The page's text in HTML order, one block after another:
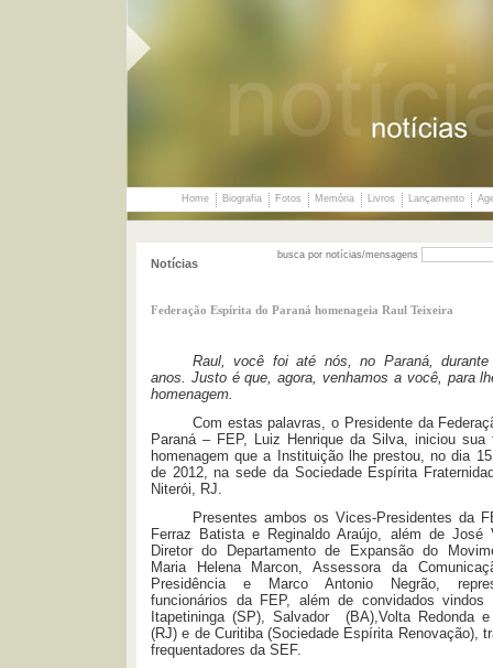
Home Biografia Fotos Memória Livros Lançamento
Notícias
busca por notícias/mensagens
Federação Espírita do Paraná homenageia Raul Teixeira
Raul, você foi até nós, no Paraná,
anos. Justo é que, agora, venhamos a você, para
homenagem.
Com estas palavras, o Presidente da
Paraná – FEP, Luiz Henrique da Silva, iniciou sua
homenagem que a Instituição lhe prestou, no dia
de 2012, na sede da Sociedade Espírita
Niterói, RJ.
Presentes ambos os Vices-Presidentes da
Ferraz Batista e Reginaldo Araújo, além de José
Diretor do Departamento de Expansão do
Maria Helena Marcon, Assessora da
Presidência e Marco Antonio Negrão,
funcionários da FEP, além de convidados vindos
Itapetininga (SP), Salvador (BA),Volta Redonda
(RJ) e de Curitiba (Sociedade Espírita Renovação),
frequentadores da SEF.